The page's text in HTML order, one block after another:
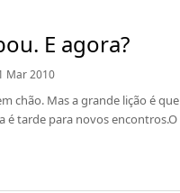
E agora?
Mar 2010
chão. Mas a grande lição é que
é tarde para novos encontros.O